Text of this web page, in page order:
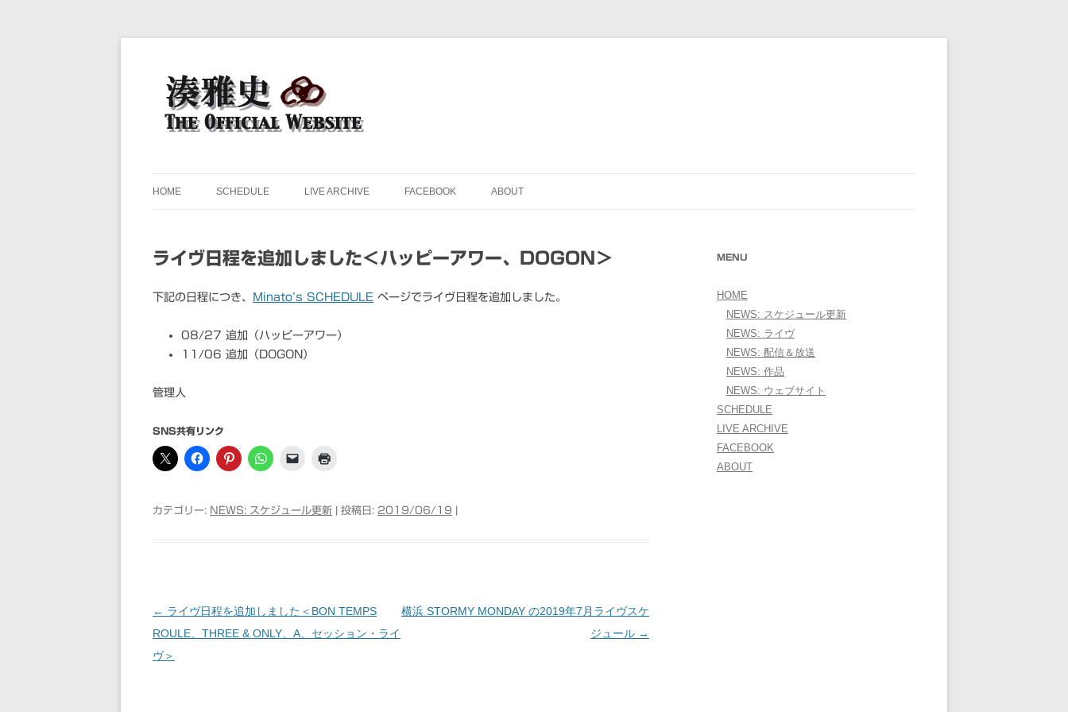
湊雅史オフィシャル・ウェブサイト＜Masafumi Minato THE OFFICIAL WEBSITE＞
HOME SCHEDULE LIVE ARCHIVE FACEBOOK ABOUT
ライヴ日程を追加しました＜ハッピーアワー、DOGON＞
下記の日程につき、 Minato’s SCHEDULE ページでライヴ日程を追加しました。
08/27 追加（ハッピーアワー）
11/06 追加（DOGON）
管理人
SNS共有リンク
カテゴリー: NEWS: スケジュール更新 | 投稿日: 2019/06/19
投稿ナビゲーション
← ライヴ日程を追加しました＜BON TEMPS
ROULE、THREE & ONLY、A、セッション・ライ
ヴ＞
横浜 STORMY MONDAY の2019年7月ライヴスケ
ジュール →
MENU
HOME
NEWS: スケジュール更新
NEWS: ライヴ
NEWS: 配信＆放送
NEWS: 作品
NEWS: ウェブサイト
SCHEDULE
LIVE ARCHIVE
FACEBOOK
ABOUT